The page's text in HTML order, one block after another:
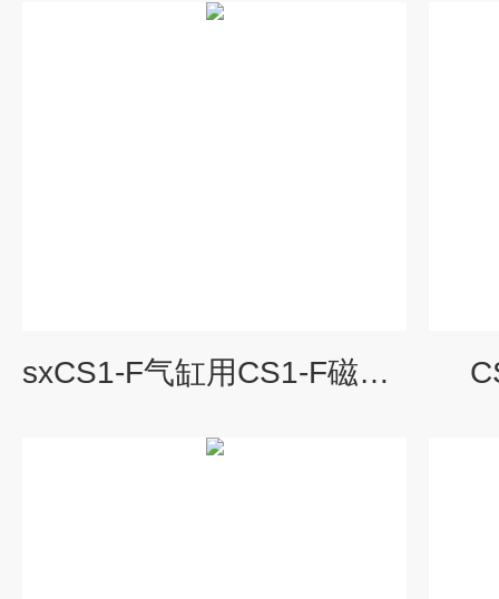
sxCS1-F气缸用CS1-F磁性开关感应磁铁位置CS1F